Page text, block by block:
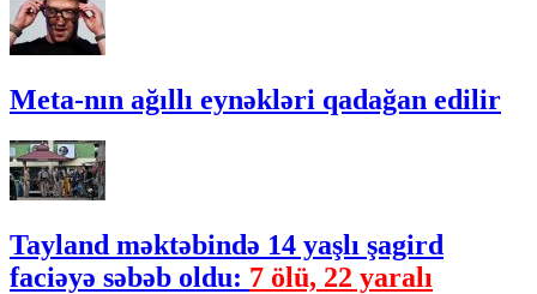
Meta-nın ağıllı eynəkləri qadağan edilir
Tayland məktəbində 14 yaşlı şagird
faciəyə səbəb oldu: 7 ölü, 22 yaralı